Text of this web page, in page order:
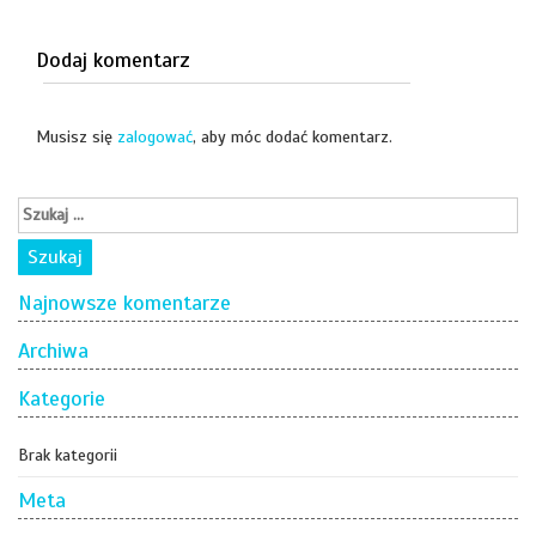
Dodaj komentarz
Musisz się zalogować, aby móc dodać komentarz.
Najnowsze komentarze
Archiwa
Kategorie
Brak kategorii
Meta